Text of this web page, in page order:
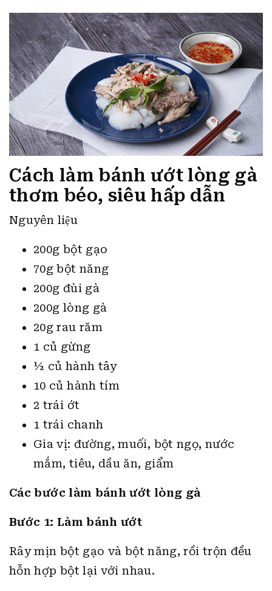
Cách làm bánh ướt lòng gà
thơm béo, siêu hấp dẫn
Nguyên liệu
200g bột gạo
70g bột năng
200g đùi gà
200g lòng gà
20g rau răm
1 củ gừng
½ củ hành tây
10 củ hành tím
2 trái ớt
1 trái chanh
Gia vị: đường, muối, bột ngọ, nước
mắm, tiêu, dầu ăn, giẩm
Các bước làm bánh ướt lòng gà
Bước 1: Làm bánh ướt
Rây mịn bột gạo và bột năng, rồi trộn đều
hỗn hợp bột lại với nhau.